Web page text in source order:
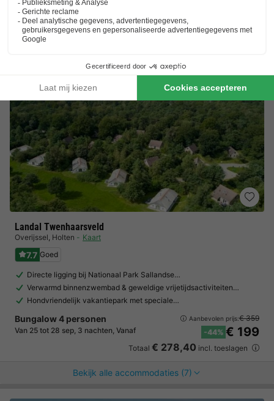
Landal Twenhaarsveld
Overijssel, Holten Kaart
7.7 Goed
Directe ligging bij Nationaal Park Sallandse…
Verwarmd binnenzwembad & geweldige vrijetijdsactiviteiten…
Hondvriendelijk vakantiepark met speciale…
Bungalow 4 personen
Van 25 tot 28 sep, 3 nachten, Vanaf
Aanbevolen prijs:€ 359
-44% € 199
Totaal € 278,40 incl. toeslagen
Bekijk alle accommodaties (7)
Boek nu een voordelige zomervakantie &